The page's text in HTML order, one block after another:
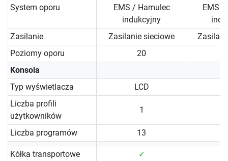
System oporu
EMS / Hamulec
indukcyjny
EMS /
Zasilanie
Zasilanie sieciowe
Poziomy oporu
20
Konsola
Typ wyświetlacza
LCD
Liczba profili
użytkowników
1
Liczba programów 13
Kółka transportowe ✓